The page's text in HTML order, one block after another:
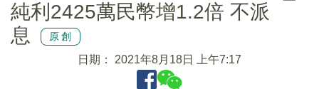
純利2425萬民幣增1.2倍 不派
息
原創
日期： 2021年8月18日 上午7:17